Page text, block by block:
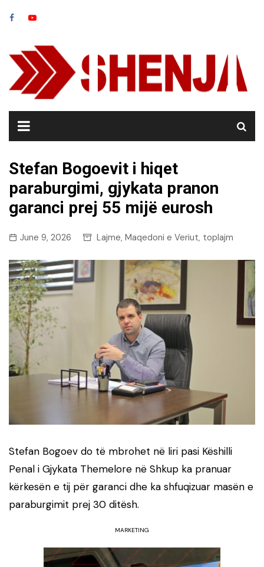
Stefan Bogoevit i hiqet
paraburgimi, gjykata pranon
garanci prej 55 mijë eurosh
June 9, 2026 Lajme, Maqedoni e Veriut, toplajm
Stefan Bogoev do të mbrohet në liri pasi Këshilli
Penal i Gjykata Themelore në Shkup ka pranuar
kërkesën e tij për garanci dhe ka shfuqizuar masën e
paraburgimit prej 30 ditësh.
MARKETING